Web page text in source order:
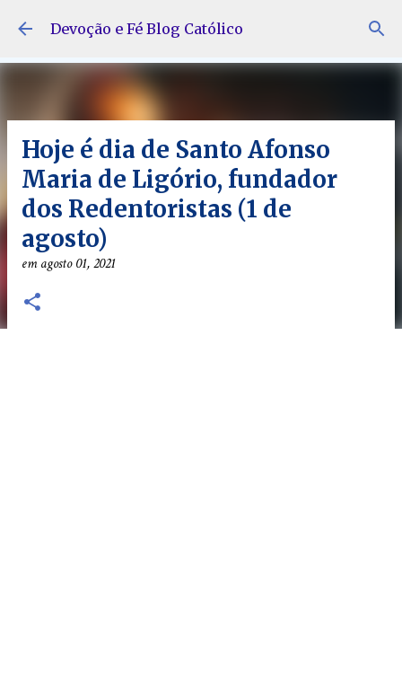
Pular para o conteúdo principal
Devoção e Fé Blog Católico
Hoje é dia de Santo Afonso
Maria de Ligório, fundador
dos Redentoristas (1 de
agosto)
emagosto 01, 2021